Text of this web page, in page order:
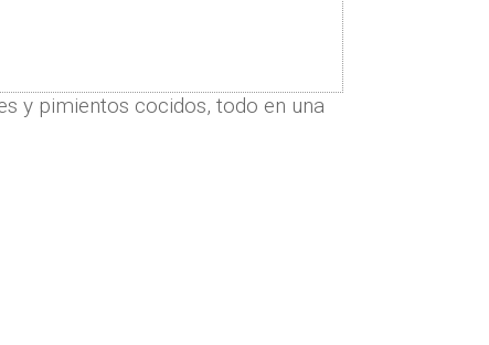
y pimientos cocidos, todo en una